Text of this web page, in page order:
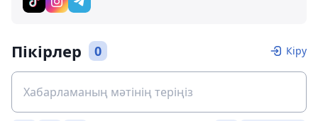
Пікірлер 0 Кіру